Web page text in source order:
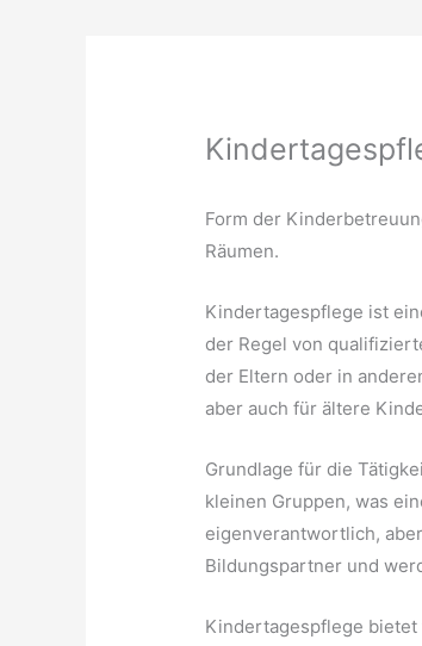
Form der
Räumen.
Kindertagespflege ist
der Regel von
der Eltern oder in
aber auch für ältere
Grundlage für die
kleinen Gruppen, was
eigenverantwortlich,
Bildungspartner und
Kindertagespflege